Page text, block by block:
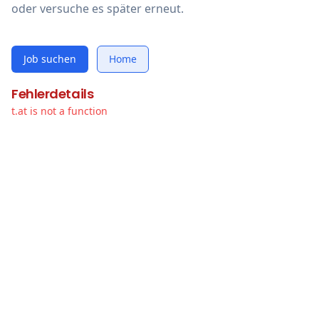
oder versuche es später erneut.
Job suchen Home
Fehlerdetails
t.at is not a function